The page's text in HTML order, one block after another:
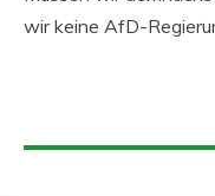
wir keine AfD-